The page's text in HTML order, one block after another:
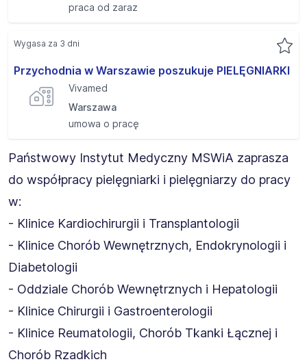
praca od zaraz
Przychodnia w Warszawie poszukuje PIELĘGNIARKI
Vivamed
Warszawa
umowa o pracę
Wygasa za 3 dni
Państwowy Instytut Medyczny MSWiA zaprasza
do współpracy pielęgniarki i pielęgniarzy do pracy
w:
- Klinice Kardiochirurgii i Transplantologii
- Klinice Chorób Wewnętrznych, Endokrynologii i
Diabetologii
- Oddziale Chorób Wewnętrznych i Hepatologii
- Klinice Chirurgii i Gastroenterologii
- Klinice Reumatologii, Chorób Tkanki Łącznej i
Chorób Rzadkich